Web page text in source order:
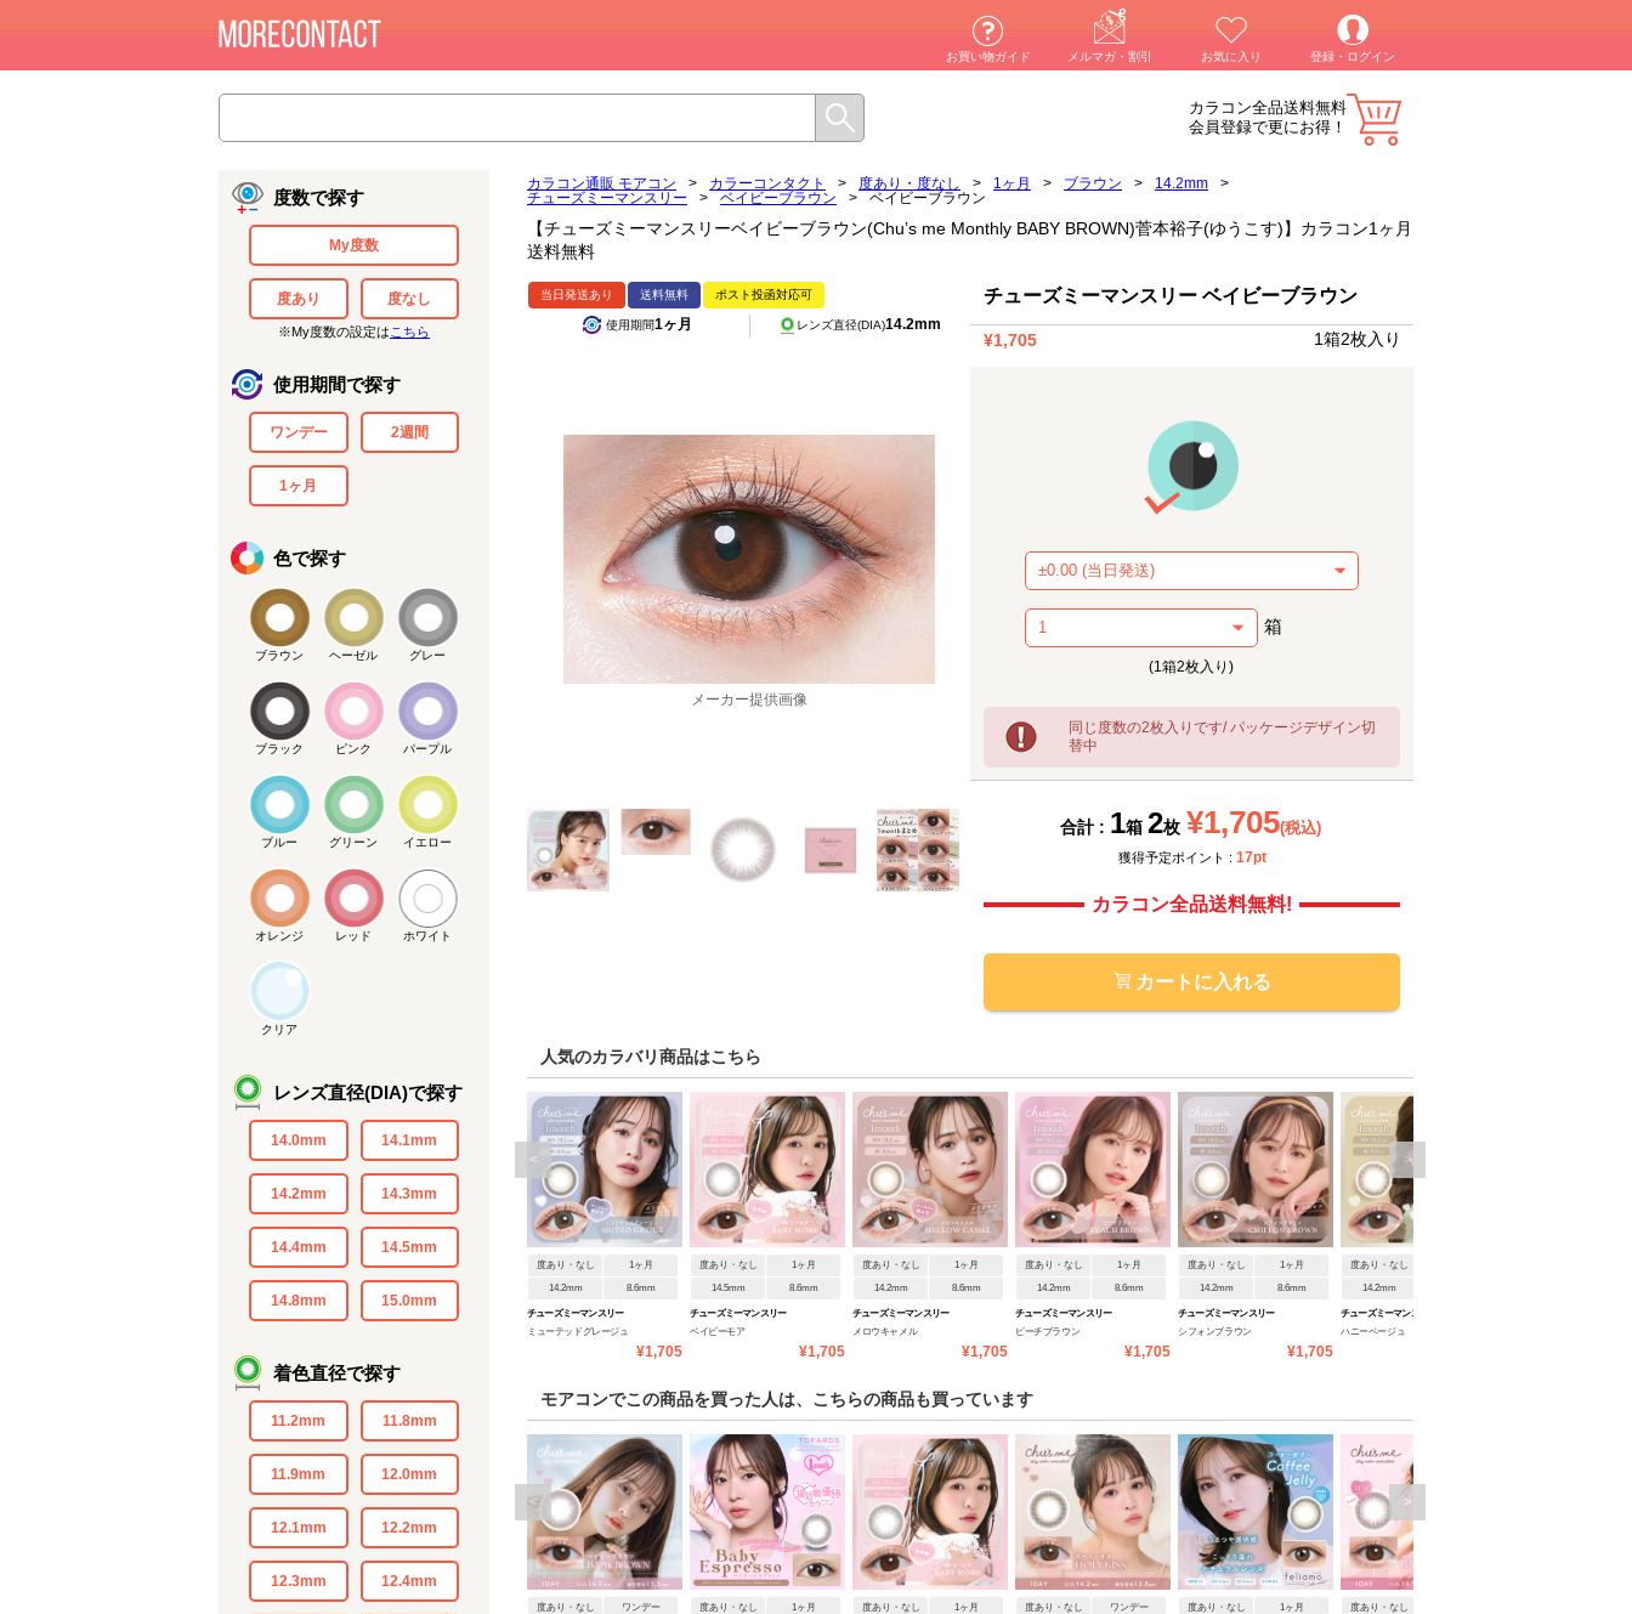
お買い物ガイド メルマガ・割引 お気に入り 登録・ログイン
カラコン全品送料無料
会員登録で更にお得！
度数で探す
My度数
度あり 度なし
※My度数の設定は こちら
使用期間で探す
ワンデー 2週間
1ヶ月
色で探す
ブラウン ヘーゼル グレー
ブラック ピンク パープル
ブルー グリーン イエロー
オレンジ レッド ホワイト
クリア
レンズ直径(DIA)で探す
14.0mm 14.1mm
14.2mm 14.3mm
14.4mm 14.5mm
14.8mm 15.0mm
着色直径で探す
11.2mm 11.8mm
11.9mm 12.0mm
12.1mm 12.2mm
12.3mm 12.4mm
カラコン通販 モアコン > カラーコンタクト > 度あり・度なし > 1ヶ月 > ブラウン > 14.2mm
>
チューズミーマンスリー
> ベイビーブラウン > ベイビーブラウン
【チューズミーマンスリーベイビーブラウン(Chu’s me Monthly BABY BROWN)菅本裕子(ゆうこす)】カラコン1ヶ月
送料無料
当日発送あり 送料無料 ポスト投函対応可
使用期間1ヶ月 レンズ直径(DIA)14.2mm
メーカー提供画像
チューズミーマンスリー ベイビーブラウン
¥1,705 1箱2枚入り
箱
(1箱2枚入り)
同じ度数の2枚入りです/ パッケージデザイン切
替中
合計 : 1箱 2枚 ¥1,705(税込)
獲得予定ポイント : 17pt
カラコン全品送料無料!
カートに入れる
人気のカラバリ商品はこちら
度あり・なし 1ヶ月
14.2mm 8.6mm
チューズミーマンスリー
ミューテッドグレージュ
¥1,705
度あり・なし 1ヶ月
14.5mm 8.6mm
チューズミーマンスリー
ベイビーモア
¥1,705
度あり・なし 1ヶ月
14.2mm 8.6mm
チューズミーマンスリー
メロウキャメル
¥1,705
度あり・なし 1ヶ月
14.2mm 8.6mm
チューズミーマンスリー
ピーチブラウン
¥1,705
度あり・なし 1ヶ月
14.2mm 8.6mm
チューズミーマンスリー
シフォンブラウン
¥1,705
度あり・なし
14.2mm
チューズミーマンスリー
ハニーベージュ
< >
モアコンでこの商品を買った人は、こちらの商品も買っています
度あり・なし ワンデー 度あり・なし 1ヶ月 度あり・なし 1ヶ月 度あり・なし ワンデー 度あり・なし 1ヶ月 度あり・なし
< >